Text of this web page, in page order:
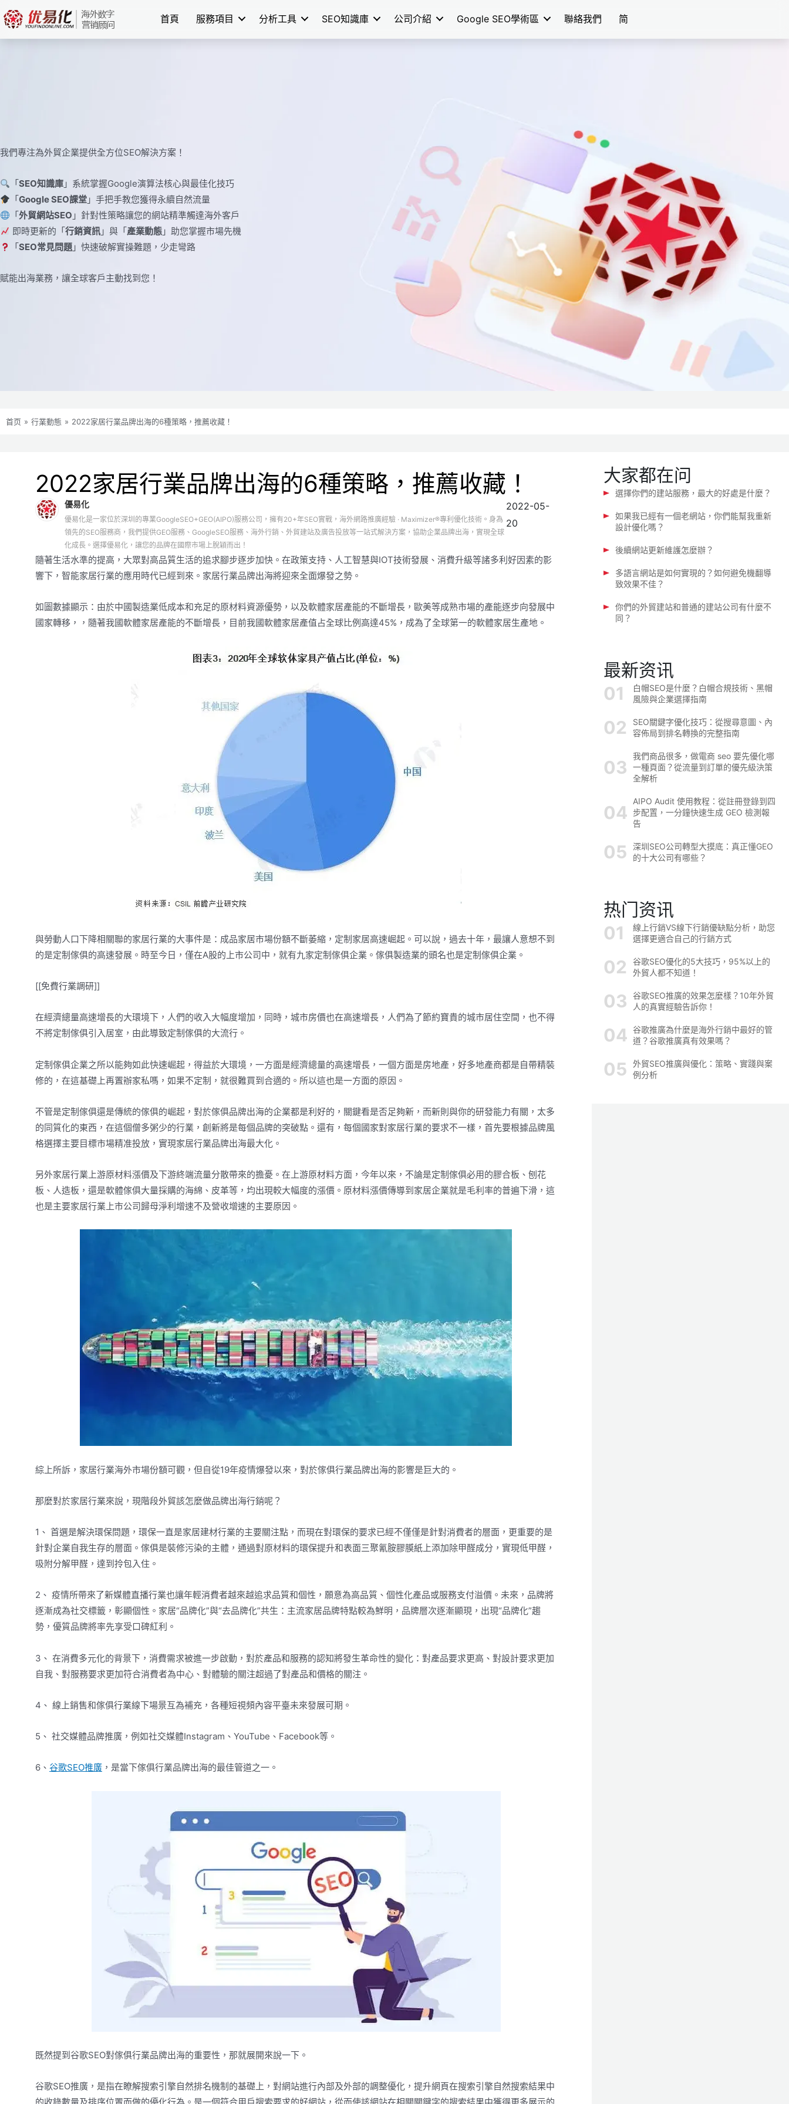
Skip
to
content
首頁 服務項目 分析工具 SEO知識庫 公司介紹 Google SEO學術區 聯絡我們 简
我們專注為外貿企業提供全方位SEO解決方案！
「SEO知識庫 」系統掌握Google演算法核心與最佳化技巧
「Google SEO課堂 」手把手教您獲得永續自然流量
「外貿網站SEO 」針對性策略讓您的網站精準觸達海外客戶
即時更新的「行銷資訊 」與「產業動態 」助您掌握市場先機
「SEO常見問題 」快速破解實操難題，少走彎路
賦能出海業務，讓全球​​客戶主動找到您！
首页 » 行業動態 » 2022家居行業品牌出海的6種策略，推薦收藏！
2022家居行業品牌出海的6種策略，推薦收藏！
優易化
優易化是一家位於深圳的專業GoogleSEO+GEO(AIPO)服務公司，擁有20+年SEO實戰，海外網路推廣經驗 · Maximizer®專利優化技術。身為
領先的SEO服務商，我們提供GEO服務、GoogleSEO服務、海外行銷、外貿建站及廣告投放等一站式解決方案，協助企業品牌出海，實現全球
化成長。選擇優易化，讓您的品牌在國際市場上脫穎而出！
2022-05-
20
隨著生活水準的提高，大眾對高品質生活的追求腳步逐步加快。在政策支持、人工智慧與IOT技術發展、消費升級等諸多利好因素的影
響下，智能家居行業的應用時代已經到來。家居行業品牌出海將迎來全面爆發之勢。
如圖數據顯示：由於中國製造業低成本和充足的原材料資源優勢，以及軟體家居產能的不斷增長，歐美等成熟市場的產能逐步向發展中
國家轉移，，隨著我國軟體家居產能的不斷增長，目前我國軟體家居產值占全球比例高達45%，成為了全球第一的軟體家居生產地。
與勞動人口下降相關聯的家居行業的大事件是：成品家居市場份額不斷萎縮，定制家居高速崛起。可以說，過去十年，最讓人意想不到
的是定制傢俱的高速發展。時至今日，僅在A股的上市公司中，就有九家定制傢俱企業。傢俱製造業的頭名也是定制傢俱企業。
[[免費行業調研]]
在經濟總量高速增長的大環境下，人們的收入大幅度增加，同時，城市房價也在高速增長，人們為了節約寶貴的城市居住空間，也不得
不將定制傢俱引入居室，由此導致定制傢俱的大流行。
定制傢俱企業之所以能夠如此快速崛起，得益於大環境，一方面是經濟總量的高速增長，一個方面是房地產，好多地產商都是自帶精裝
修的，在這基礎上再置辦家私嗎，如果不定制，就很難買到合適的。所以這也是一方面的原因。
不管是定制傢俱還是傳統的傢俱的崛起，對於傢俱品牌出海的企業都是利好的，關鍵看是否足夠新，而新則與你的研發能力有關，太多
的同質化的東西，在這個僧多粥少的行業，創新將是每個品牌的突破點。還有，每個國家對家居行業的要求不一樣，首先要根據品牌風
格選擇主要目標市場精准投放，實現家居行業品牌出海最大化。
另外家居行業上游原材料漲價及下游終端流量分散帶來的擔憂。在上游原材料方面，今年以來，不論是定制傢俱必用的膠合板、刨花
板、人造板，還是軟體傢俱大量採購的海綿、皮革等，均出現較大幅度的漲價。原材料漲價傳導到家居企業就是毛利率的普遍下滑，這
也是主要家居行業上市公司歸母淨利增速不及營收增速的主要原因。
綜上所訴，家居行業海外市場份額可觀，但自從19年疫情爆發以來，對於傢俱行業品牌出海的影響是巨大的。
那麼對於家居行業來說，現階段外貿該怎麼做品牌出海行銷呢？
1、 首選是解決環保問題，環保一直是家居建材行業的主要關注點，而現在對環保的要求已經不僅僅是針對消費者的層面，更重要的是
針對企業自我生存的層面。傢俱是裝修污染的主體，通過對原材料的環保提升和表面三聚氰胺膠膜紙上添加除甲醛成分，實現低甲醛，
吸附分解甲醛，達到拎包入住。
2、 疫情所帶來了新媒體直播行業也讓年輕消費者越來越追求品質和個性，願意為高品質、個性化產品或服務支付溢價。未來，品牌將
逐漸成為社交標籤，彰顯個性。家居“品牌化”與“去品牌化”共生：主流家居品牌特點較為鮮明，品牌層次逐漸顯現，出現“品牌化”趨
勢，優質品牌將率先享受口碑紅利。
3、 在消費多元化的背景下，消費需求被進一步啟動，對於產品和服務的認知將發生革命性的變化：對產品要求更高、對設計要求更加
自我、對服務要求更加符合消費者為中心、對體驗的關注超過了對產品和價格的關注。
4、 線上銷售和傢俱行業線下場景互為補充，各種短視頻內容平臺未來發展可期。
5、 社交媒體品牌推廣，例如社交媒體Instagram、YouTube、Facebook等。
6、 谷歌SEO推廣 ，是當下傢俱行業品牌出海的最佳管道之一。
既然提到谷歌SEO對傢俱行業品牌出海的重要性，那就展開來說一下。
谷歌SEO推廣，是指在瞭解搜索引擎自然排名機制的基礎上，對網站進行內部及外部的調整優化，提升網頁在搜索引擎自然搜索結果中
大家都在问
選擇你們的建站服務，最大的好處是什麼？
如果我已經有一個老網站，你們能幫我重新
設計優化嗎？
後續網站更新維護怎麼辦？
多語言網站是如何實現的？如何避免機翻導
致效果不佳？
你們的外貿建站和普通的建站公司有什麼不
同？
最新资讯
白帽SEO是什麼？白帽合規技術、黑帽
風險與企業選擇指南
SEO關鍵字優化技巧：從搜尋意圖、內
容佈局到排名轉換的完整指南
我們商品很多，做電商 seo 要先優化哪
一種頁面？從流量到訂單的優先級決策
全解析
AIPO Audit 使用教程：從註冊登錄到四
步配置，一分鐘快速生成 GEO 檢測報
告
深圳SEO公司轉型大摸底：真正懂GEO
的十大公司有哪些？
热门资讯
線上行銷VS線下行銷優缺點分析，助您
選擇更適合自己的行銷方式
谷歌SEO優化的5大技巧，95%以上的
外貿人都不知道！
谷歌SEO推廣的效果怎麼樣？10年外貿
人的真實經驗告訴你！
谷歌推廣為什麼是海外行銷中最好的管
道？谷歌推廣真有效果嗎？
外貿SEO推廣與優化：策略、實踐與案
例分析